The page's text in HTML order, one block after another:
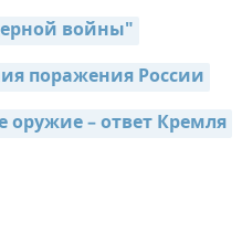
войны"
поражения России
оружие – ответ Кремля